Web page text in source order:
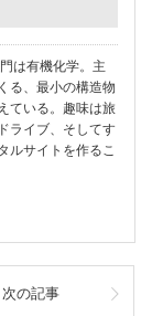
は有機化学。主
る、最小の構造物
ている。趣味は旅
ライブ、そしてす
ルサイトを作るこ
次の記事